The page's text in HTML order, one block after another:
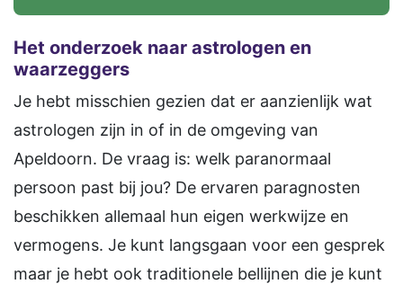
Het onderzoek naar astrologen en
waarzeggers
Je hebt misschien gezien dat er aanzienlijk wat
astrologen zijn in of in de omgeving van
Apeldoorn. De vraag is: welk paranormaal
persoon past bij jou? De ervaren paragnosten
beschikken allemaal hun eigen werkwijze en
vermogens. Je kunt langsgaan voor een gesprek
maar je hebt ook traditionele bellijnen die je kunt